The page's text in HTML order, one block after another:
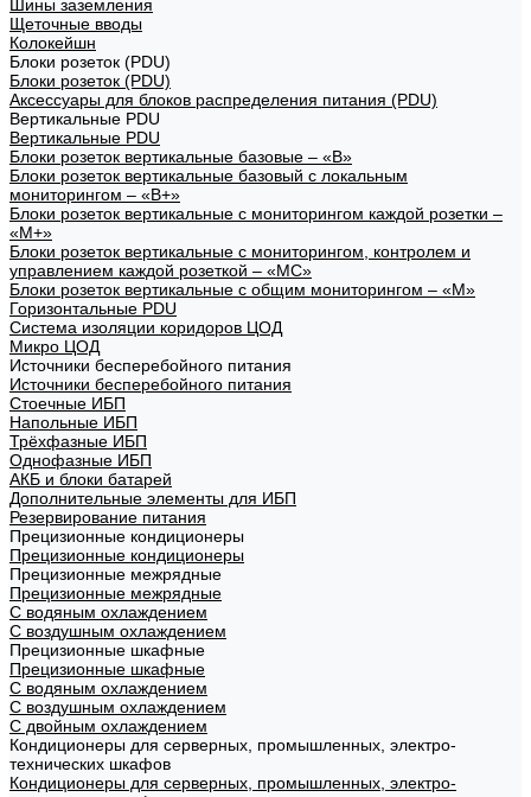
Шины заземления
Щеточные вводы
Колокейшн
Блоки розеток (PDU)
Блоки розеток (PDU)
Аксессуары для блоков распределения питания (PDU)
Вертикальные PDU
Вертикальные PDU
Блоки розеток вертикальные базовые – «В»
Блоки розеток вертикальные базовый с локальным
мониторингом – «В+»
Блоки розеток вертикальные с мониторингом каждой розетки –
«М+»
Блоки розеток вертикальные с мониторингом, контролем и
управлением каждой розеткой – «МС»
Блоки розеток вертикальные с общим мониторингом – «М»
Горизонтальные PDU
Система изоляции коридоров ЦОД
Микро ЦОД
Источники бесперебойного питания
Источники бесперебойного питания
Стоечные ИБП
Напольные ИБП
Трёхфазные ИБП
Однофазные ИБП
АКБ и блоки батарей
Дополнительные элементы для ИБП
Резервирование питания
Прецизионные кондиционеры
Прецизионные кондиционеры
Прецизионные межрядные
Прецизионные межрядные
С водяным охлаждением
С воздушным охлаждением
Прецизионные шкафные
Прецизионные шкафные
С водяным охлаждением
С воздушным охлаждением
С двойным охлаждением
Кондиционеры для серверных, промышленных, электро-
технических шкафов
Кондиционеры для серверных, промышленных, электро-